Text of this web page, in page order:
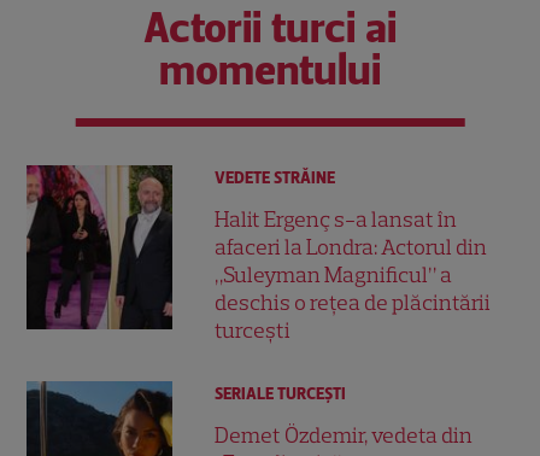
Actorii turci ai
momentului
VEDETE STRĂINE
Halit Ergenç s-a lansat în
afaceri la Londra: Actorul din
„Suleyman Magnificul” a
deschis o rețea de plăcintării
turcești
SERIALE TURCEŞTI
Demet Özdemir, vedeta din